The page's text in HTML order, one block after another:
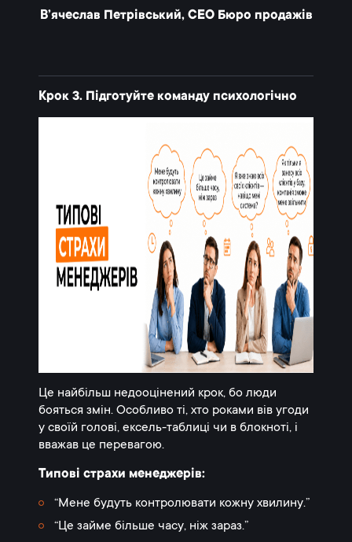
В’ячеслав Петрівський, СЕО Бюро продажів
Крок 3. Підготуйте команду психологічно
Це найбільш недооцінений крок, бо люди
бояться змін. Особливо ті, хто роками вів угоди
у своїй голові, ексель-таблиці чи в блокноті, і
вважав це перевагою.
Типові страхи менеджерів:
“Мене будуть контролювати кожну хвилину.”
“Це займе більше часу, ніж зараз.”